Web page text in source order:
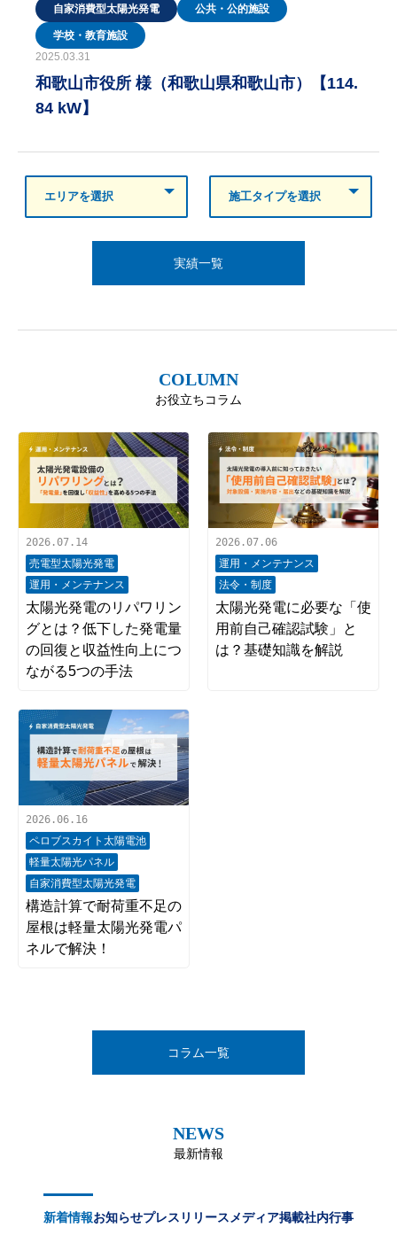
自家消費型太陽光発電 公共・公的施設
学校・教育施設
2025.03.31
和歌山市役所 様（和歌山県和歌山市）【114.
84 kW】
実績一覧
COLUMN
お役立ちコラム
2026.07.14
売電型太陽光発電
運用・メンテナンス
太陽光発電のリパワリン
グとは？低下した発電量
の回復と収益性向上につ
ながる5つの手法
2026.07.06
運用・メンテナンス
法令・制度
太陽光発電に必要な「使
用前自己確認試験」と
は？基礎知識を解説
2026.06.16
ペロブスカイト太陽電池
軽量太陽光パネル
自家消費型太陽光発電
構造計算で耐荷重不足の
屋根は軽量太陽光発電パ
ネルで解決！
コラム一覧
NEWS
最新情報
新着情報お知らせプレスリリース メディア掲載社内行事